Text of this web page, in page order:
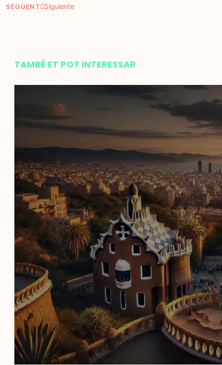
SEGÜENT Siguiente
TAMBÉ ET POT INTERESSAR